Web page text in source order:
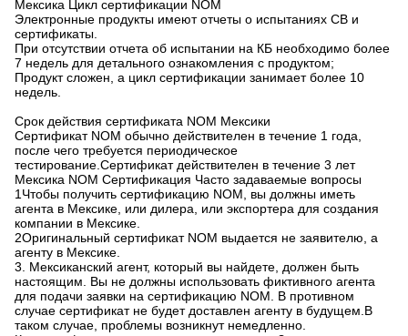
Мексика Цикл сертификации NOM
Электронные продукты имеют отчеты о испытаниях CB и
сертификаты.
При отсутствии отчета об испытании на КБ необходимо более
7 недель для детального ознакомления с продуктом;
Продукт сложен, а цикл сертификации занимает более 10
недель.
Срок действия сертификата NOM Мексики
Сертификат NOM обычно действителен в течение 1 года,
после чего требуется периодическое
тестирование.Сертификат действителен в течение 3 лет
Мексика NOM Сертификация Часто задаваемые вопросы
1Чтобы получить сертификацию NOM, вы должны иметь
агента в Мексике, или дилера, или экспортера для создания
компании в Мексике.
2Оригинальный сертификат NOM выдается не заявителю, а
агенту в Мексике.
3. Мексиканский агент, который вы найдете, должен быть
настоящим. Вы не должны использовать фиктивного агента
для подачи заявки на сертификацию NOM. В противном
случае сертификат не будет доставлен агенту в будущем.В
таком случае, проблемы возникнут немедленно.